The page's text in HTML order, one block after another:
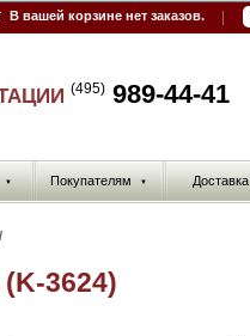
В вашей корзине нет заказов.
(495) 989-44-41
▼ Покупателям ▼ Доставка
/
3624)